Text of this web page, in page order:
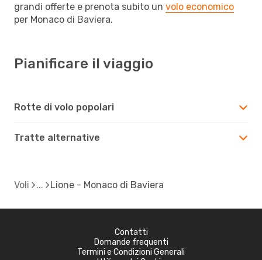
grandi offerte e prenota subito un volo economico
per Monaco di Baviera.
Pianificare il viaggio
Rotte di volo popolari
Tratte alternative
Voli Lione - Monaco di Baviera
Contatti
Domande frequenti
Termini e Condizioni Generali